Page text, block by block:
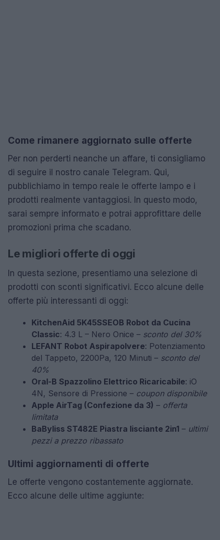
Come rimanere aggiornato sulle offerte
Per non perderti neanche un affare, ti consigliamo
di seguire il nostro canale Telegram. Qui,
pubblichiamo in tempo reale le offerte lampo e i
prodotti realmente vantaggiosi. In questo modo,
sarai sempre informato e potrai approfittare delle
promozioni prima che scadano.
Le migliori offerte di oggi
In questa sezione, presentiamo una selezione di
prodotti con sconti significativi. Ecco alcune delle
offerte più interessanti di oggi:
KitchenAid 5K45SSEOB Robot da Cucina
Classic: 4.3 L – Nero Onice – sconto del 30%
LEFANT Robot Aspirapolvere: Potenziamento
del Tappeto, 2200Pa, 120 Minuti – sconto del
40%
Oral-B Spazzolino Elettrico Ricaricabile: iO
4N, Sensore di Pressione – coupon disponibile
Apple AirTag (Confezione da 3) – offerta
limitata
BaByliss ST482E Piastra lisciante 2in1 – ultimi
pezzi a prezzo ribassato
Ultimi aggiornamenti di offerte
Le offerte vengono costantemente aggiornate.
Ecco alcune delle ultime aggiunte: